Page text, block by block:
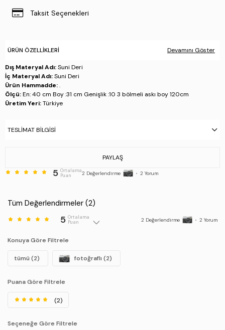
Taksit Seçenekleri
ÜRÜN ÖZELLIKLERI Devamını Göster
Dış Materyal Adı:Suni Deri
İç Materyal Adı:Suni Deri
Ürün Hammadde:.
Ölçü:En: 40 cm Boy :31 cm Genişlik :10 3 bölmeli askı boy 120cm
Üretim Yeri:Türkiye
TESLIMAT BILGISI
PAYLAŞ
5 Ortalama
Puan
2 Değerlendirme • 2 Yorum
Tüm Değerlendirmeler (2)
5 Ortalama
Puan
2 Değerlendirme • 2 Yorum
Konuya Göre Filtrele
tümü (2) fotoğraflı (2)
Puana Göre Filtrele
(2)
Seçeneğe Göre Filtrele